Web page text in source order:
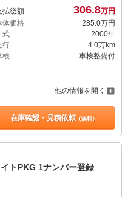
払総額 306.8万円
体価格
285.0万円
式
2000年
行
4.0万km
検
車検整備付
他の情報を開く
在庫確認・見積依頼（無料）
トPKG 1ナンバー登録